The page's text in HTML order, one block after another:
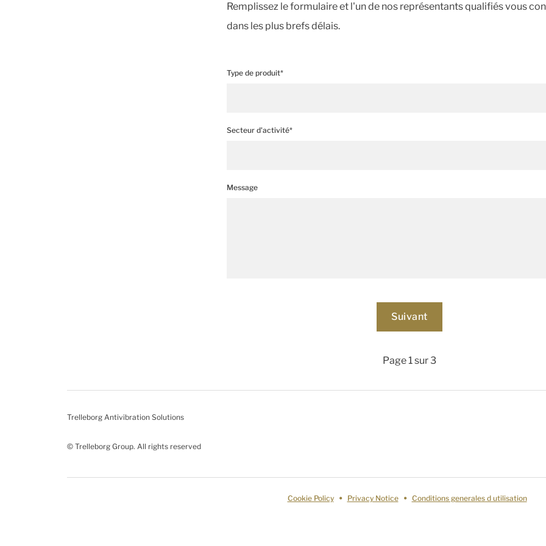
Remplissez le formulaire et l'un de nos représentants qualifiés vous
dans les plus brefs délais.
Type de produit*
Secteur d'activité*
Message
Page 1 sur 3
Trelleborg Antivibration Solutions
© Trelleborg Group. All rights reserved
Cookie Policy Privacy Notice Conditions generales d utilisation